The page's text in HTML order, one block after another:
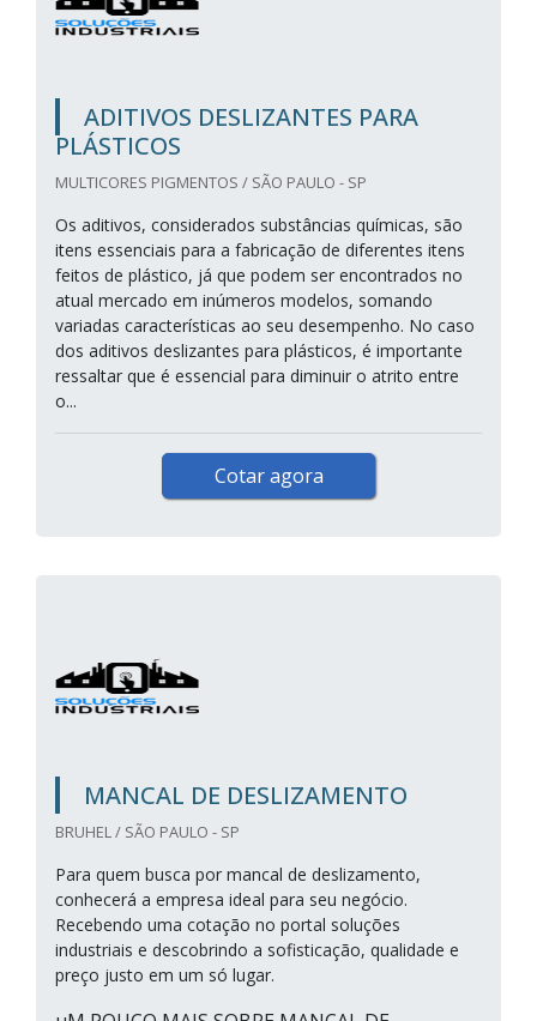
ADITIVOS DESLIZANTES PARA
PLÁSTICOS
MULTICORES PIGMENTOS / SÃO PAULO - SP
Os aditivos, considerados substâncias químicas, são
itens essenciais para a fabricação de diferentes itens
feitos de plástico, já que podem ser encontrados no
atual mercado em inúmeros modelos, somando
variadas características ao seu desempenho. No caso
dos aditivos deslizantes para plásticos, é importante
ressaltar que é essencial para diminuir o atrito entre
o...
Cotar agora
MANCAL DE DESLIZAMENTO
BRUHEL / SÃO PAULO - SP
Para quem busca por mancal de deslizamento,
conhecerá a empresa ideal para seu negócio.
Recebendo uma cotação no portal soluções
industriais e descobrindo a sofisticação, qualidade e
preço justo em um só lugar.